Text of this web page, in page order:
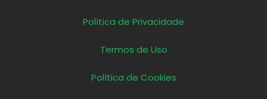
Política de Privacidade
Termos de Uso
Política de Cookies